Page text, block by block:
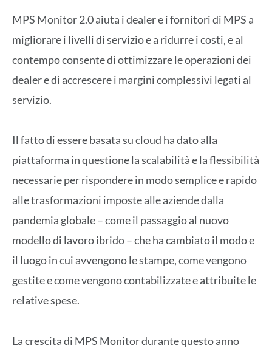
MPS Monitor 2.0 aiuta i dealer e i fornitori di MPS a
migliorare i livelli di servizio e a ridurre i costi, e al
contempo consente di ottimizzare le operazioni dei
dealer e di accrescere i margini complessivi legati al
servizio.
Il fatto di essere basata su cloud ha dato alla
piattaforma in questione la scalabilità e la flessibilità
necessarie per rispondere in modo semplice e rapido
alle trasformazioni imposte alle aziende dalla
pandemia globale – come il passaggio al nuovo
modello di lavoro ibrido – che ha cambiato il modo e
il luogo in cui avvengono le stampe, come vengono
gestite e come vengono contabilizzate e attribuite le
relative spese.
La crescita di MPS Monitor durante questo anno